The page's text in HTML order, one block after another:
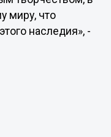
миру, что
наследия», -